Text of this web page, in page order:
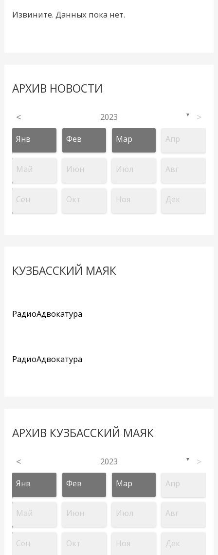
Извините. Данных пока нет.
АРХИВ НОВОСТИ
< 2023 ▼ >
Янв Фев Мар Апр
Май Июн Июл Авг
Сен Окт Ноя Дек
КУЗБАССКИЙ МАЯК
РадиоАдвокатура
РадиоАдвокатура
АРХИВ КУЗБАССКИЙ МАЯК
< 2023 ▼ >
Янв Фев Мар Апр
Май Июн Июл Авг
Сен Окт Ноя Дек